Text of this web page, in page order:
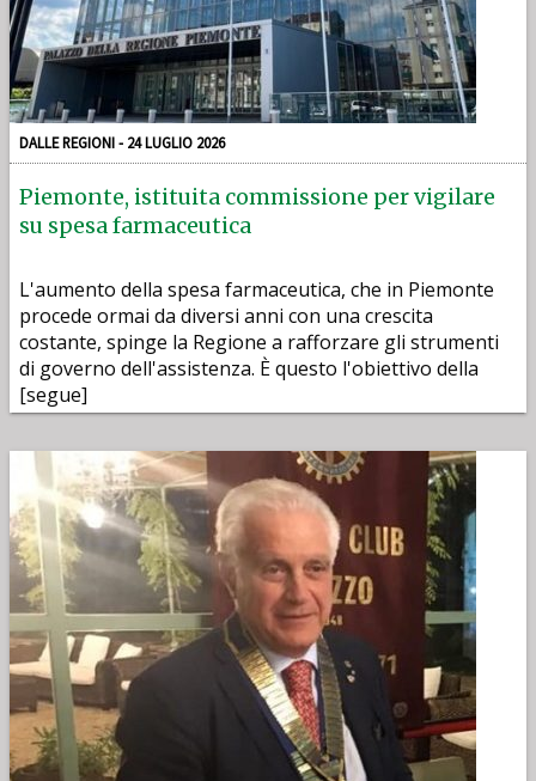
DALLE REGIONI - 24 LUGLIO 2026
Piemonte, istituita commissione per vigilare
su spesa farmaceutica
L'aumento della spesa farmaceutica, che in Piemonte
procede ormai da diversi anni con una crescita
costante, spinge la Regione a rafforzare gli strumenti
di governo dell'assistenza. È questo l'obiettivo della
[segue]